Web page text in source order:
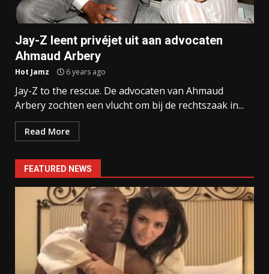
Jay-Z leent privéjet uit aan advocaten
Ahmaud Arbery
Hot Jamz 6 years ago
Jay-Z to the rescue. De advocaten van Ahmaud
Arbery zochten een vlucht om bij de rechtszaak in...
Read More
FEATURED NEWS